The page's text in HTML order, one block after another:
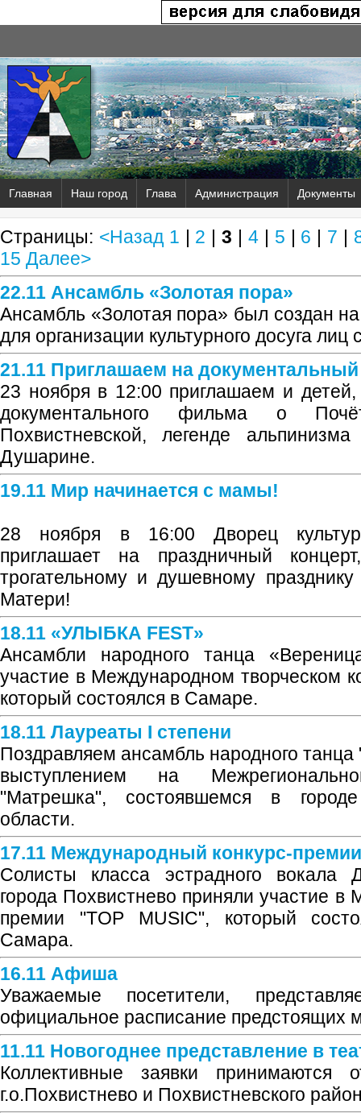
Главная Наш город Глава Администрация Документы
Страницы: <Назад 1 | 2 |3 | 4| 5 | 6 | 7 |
15 Далее>
22.11 Ансамбль «Золотая пора»
Ансамбль «Золотая пора» был создан
для организации культурного досуга лиц
21.11 Приглашаем на
23 ноября в 12:00 приглашаем и
документального фильма о
Похвистневской, легенде
Душарине.
19.11 Мир начинается с мамы!
28 ноября в 16:00 Дворец
приглашает на праздничный
трогательному и душевному
Матери!
18.11 «УЛЫБКА FEST»
Ансамбли народного танца
участие в Международном творческом
который состоялся в Самаре.
18.11 Лауреаты I степени
Поздравляем ансамбль народного
выступлением на
"Матрешка", состоявшемся в городе
области.
17.11 Международный конкурс-
Солисты класса эстрадного вокала
города Похвистнево приняли участие в
премии "TOP MUSIC", который
Самара.
16.11 Афиша
Уважаемые посетители,
официальное расписание предстоящих
11.11 Новогоднее представление в
Коллективные заявки принимаются
г.о.Похвистнево и Похвистневского